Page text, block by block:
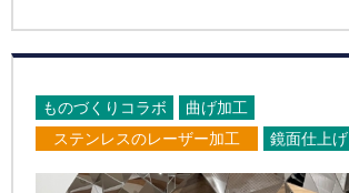
ものづくりコラボ
曲げ加工
ステンレスのレーザー加工
鏡面仕上げ